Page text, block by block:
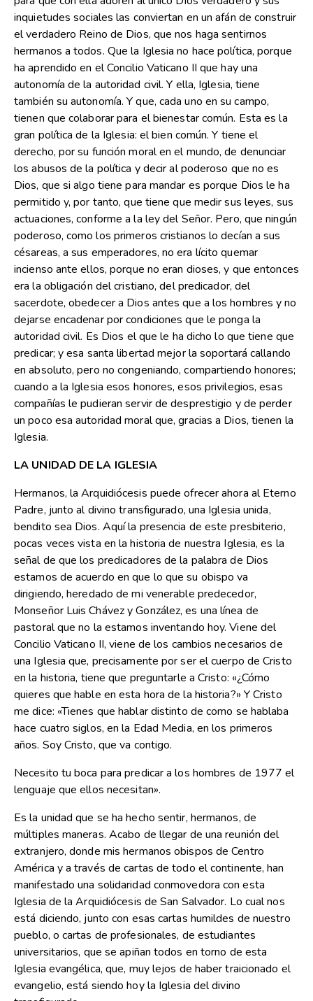
inquietudes sociales las conviertan en un afán de construir
el verdadero Reino de Dios, que nos haga sentirnos
hermanos a todos. Que la Iglesia no hace política, porque
ha aprendido en el Concilio Vaticano II que hay una
autonomía de la autoridad civil. Y ella, Iglesia, tiene
también su autonomía. Y que, cada uno en su campo,
tienen que colaborar para el bienestar común. Esta es la
gran política de la Iglesia: el bien común. Y tiene el
derecho, por su función moral en el mundo, de denunciar
los abusos de la política y decir al poderoso que no es
Dios, que si algo tiene para mandar es porque Dios le ha
permitido y, por tanto, que tiene que medir sus leyes, sus
actuaciones, conforme a la ley del Señor. Pero, que ningún
poderoso, como los primeros cristianos lo decían a sus
césareas, a sus emperadores, no era lícito quemar
incienso ante ellos, porque no eran dioses, y que entonces
era la obligación del cristiano, del predicador, del
sacerdote, obedecer a Dios antes que a los hombres y no
dejarse encadenar por condiciones que le ponga la
autoridad civil. Es Dios el que le ha dicho lo que tiene que
predicar; y esa santa libertad mejor la soportará callando
en absoluto, pero no congeniando, compartiendo honores;
cuando a la Iglesia esos honores, esos privilegios, esas
compañías le pudieran servir de desprestigio y de perder
un poco esa autoridad moral que, gracias a Dios, tienen la
Iglesia.
LA UNIDAD DE LA IGLESIA
Hermanos, la Arquidiócesis puede ofrecer ahora al Eterno
Padre, junto al divino transfigurado, una Iglesia unida,
bendito sea Dios. Aquí la presencia de este presbiterio,
pocas veces vista en la historia de nuestra Iglesia, es la
señal de que los predicadores de la palabra de Dios
estamos de acuerdo en que lo que su obispo va
dirigiendo, heredado de mi venerable predecedor,
Monseñor Luis Chávez y González, es una línea de
pastoral que no la estamos inventando hoy. Viene del
Concilio Vaticano II, viene de los cambios necesarios de
una Iglesia que, precisamente por ser el cuerpo de Cristo
en la historia, tiene que preguntarle a Cristo: «¿Cómo
quieres que hable en esta hora de la historia?» Y Cristo
me dice: «Tienes que hablar distinto de como se hablaba
hace cuatro siglos, en la Edad Media, en los primeros
años. Soy Cristo, que va contigo.
Necesito tu boca para predicar a los hombres de 1977 el
lenguaje que ellos necesitan».
Es la unidad que se ha hecho sentir, hermanos, de
múltiples maneras. Acabo de llegar de una reunión del
extranjero, donde mis hermanos obispos de Centro
América y a través de cartas de todo el continente, han
manifestado una solidaridad conmovedora con esta
Iglesia de la Arquidiócesis de San Salvador. Lo cual nos
está diciendo, junto con esas cartas humildes de nuestro
pueblo, o cartas de profesionales, de estudiantes
universitarios, que se apiñan todos en torno de esta
Iglesia evangélica, que, muy lejos de haber traicionado el
evangelio, está siendo hoy la Iglesia del divino